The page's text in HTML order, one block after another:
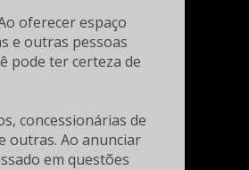
oferecer espaço
e outras pessoas
pode ter certeza de
concessionárias de
outras. Ao anunciar
em questões